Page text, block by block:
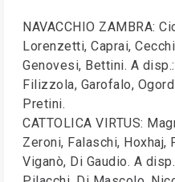
NAVACCHIO ZAMBRA:
Lorenzetti, Caprai,
Genovesi, Bettini. A
Filizzola, Garofalo,
Pretini.
CATTOLICA VIRTUS:
Zeroni, Falaschi,
Viganò, Di Gaudio. A